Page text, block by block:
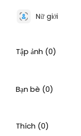
Nữ giới
Tập ảnh (0)
Bạn bè (0)
Thích (0)